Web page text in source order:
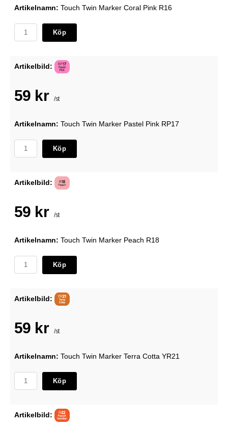
Artikelnamn: Touch Twin Marker Coral Pink R16
Köp
Artikelbild:
59 kr /st
Artikelnamn: Touch Twin Marker Pastel Pink RP17
Köp
Artikelbild:
59 kr /st
Artikelnamn: Touch Twin Marker Peach R18
Köp
Artikelbild:
59 kr /st
Artikelnamn: Touch Twin Marker Terra Cotta YR21
Köp
Artikelbild: